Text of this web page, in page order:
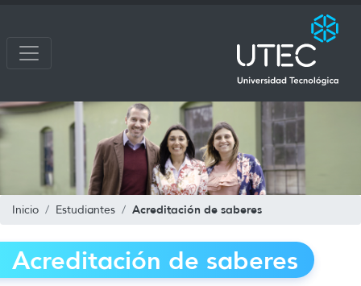
Inicio Estudiantes Acreditación de saberes
Acreditación de saberes